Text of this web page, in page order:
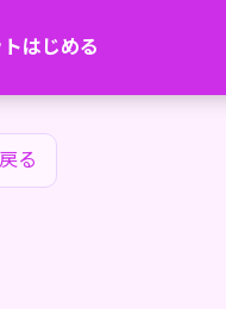
はじめる
る